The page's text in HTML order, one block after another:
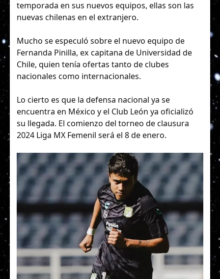
temporada en sus nuevos equipos, ellas son las
nuevas chilenas en el extranjero.
Mucho se especuló sobre el nuevo equipo de
Fernanda Pinilla, ex capitana de Universidad de
Chile, quien tenía ofertas tanto de clubes
nacionales como internacionales.
Lo cierto es que la defensa nacional ya se
encuentra en México y el Club León ya oficializó
su llegada. El comienzo del torneo de clausura
2024 Liga MX Femenil será el 8 de enero.